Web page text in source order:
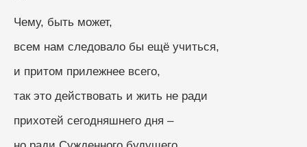
Чему, быть может,
всем нам следовало бы ещё учиться,
и притом прилежнее всего,
так это действовать и жить не ради
прихотей сегодняшнего дня –